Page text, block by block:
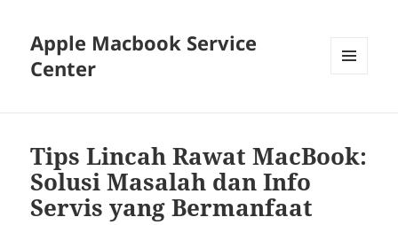
Apple Macbook Service
Center
Tips Lincah Rawat MacBook:
Solusi Masalah dan Info
Servis yang Bermanfaat